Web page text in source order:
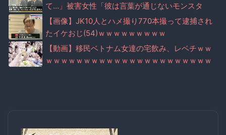
て…」被害女性「彼は言葉が通じないモンスタ
ー」
【画像】JK10人とハメ撮り770本撮って逮捕され
たイケおじ(54)ｗｗｗｗｗｗｗｗｗ
【動画】移民ベトナム女達の宅飲み、レベチｗｗ
ｗｗｗｗｗｗｗｗｗｗｗｗｗｗｗｗｗｗｗｗｗｗ